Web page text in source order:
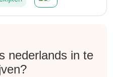
nederlands in te